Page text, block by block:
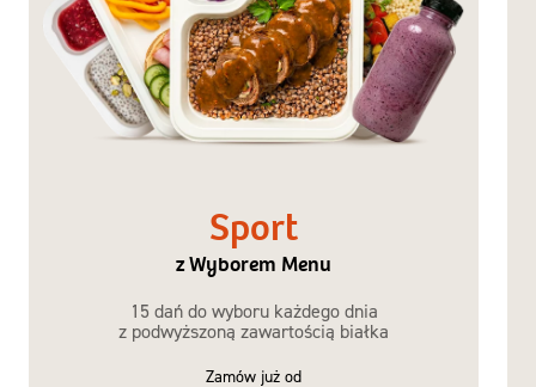
Sport
z Wyborem Menu
15 dań do wyboru każdego dnia
z podwyższoną zawartością białka
Zamów już od